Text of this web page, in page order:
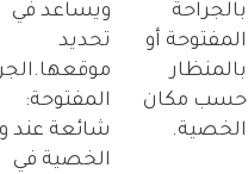
بالجراحة
المفتوحة أو
بالمنظار
حسب مكان
الخصية.
ويساعد في
تحديد
المفتوحة:
شائعة عند
الخصية في